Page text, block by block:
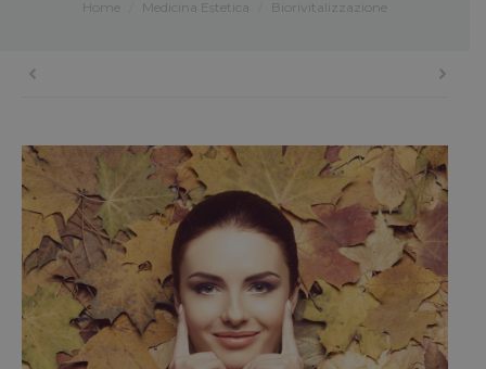
You are here:
Home Medicina Estetica Biorivitalizzazione